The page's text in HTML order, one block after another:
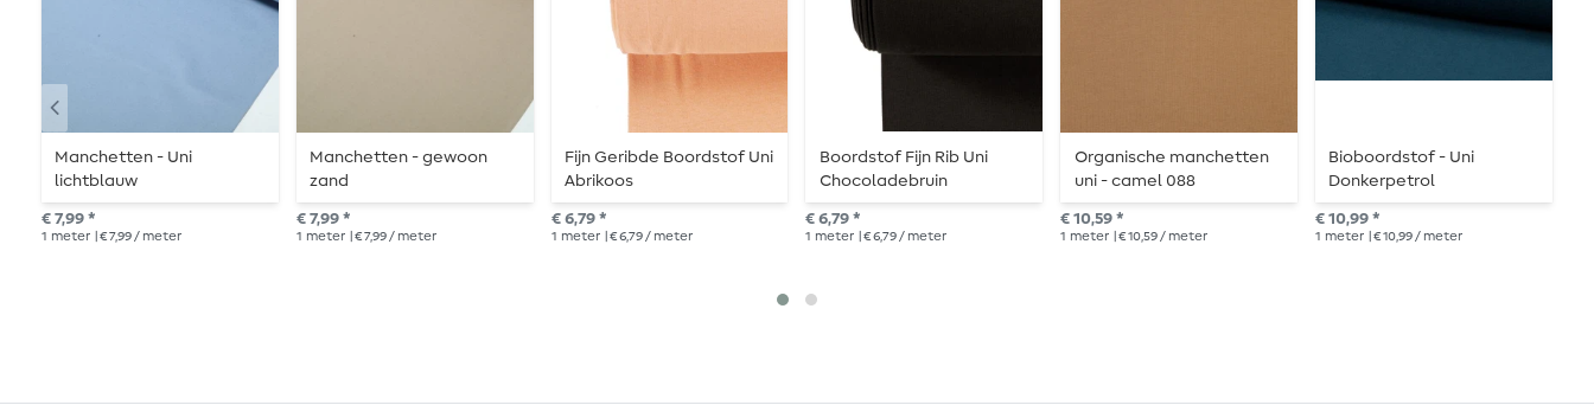
Manchetten - Uni
lichtblauw
€ 7,99 *
1 meter | € 7,99 / meter
Manchetten - gewoon
zand
€ 7,99 *
1 meter | € 7,99 / meter
Fijn Geribde Boordstof Uni
Abrikoos
€ 6,79 *
1 meter | € 6,79 / meter
Boordstof Fijn Rib Uni
Chocoladebruin
€ 6,79 *
1 meter | € 6,79 / meter
Organische manchetten
uni - camel 088
€ 10,59 *
1 meter | € 10,59 / meter
Bioboordstof - Uni
Donkerpetrol
€ 10,99 *
1 meter | € 10,99 / meter